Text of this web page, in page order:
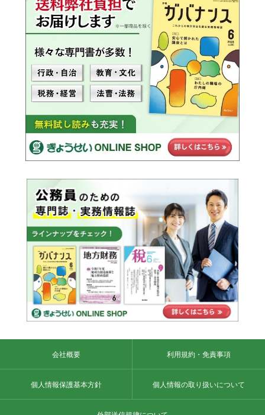
会社概要 利用規約・免責事項
個人情報保護基本方針 個人情報の取り扱いについて